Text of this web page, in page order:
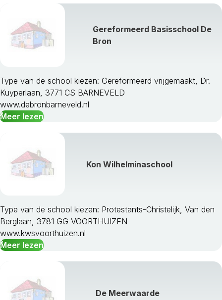
Berkelland
Beuningen
Bronckhorst
Culemborg
Doesburg
Doetinchem
Druten
Epe
Ermelo
Harderwijk
Hattem
Heerde
Heumen
Lochem
Maasdriel
Gereformeerd Basisschool De
Bron
Type van de school kiezen: Gereformeerd vrijgemaakt, Dr.
Kuyperlaan, 3771 CS BARNEVELD
www.debronbarneveld.nl
Meer lezen
Kon Wilhelminaschool
Type van de school kiezen: Protestants-Christelijk, Van den
Berglaan, 3781 GG VOORTHUIZEN
www.kwsvoorthuizen.nl
Meer lezen
De Meerwaarde